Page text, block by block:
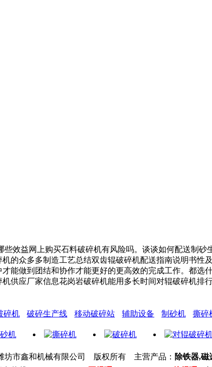
益网上购买石料破碎机有风险吗。谈谈如何配送制砂
的众多多制造工艺总结双齿辊破碎机配送指南说明书
能做到团结和协作才能更好的更高效的完成工作。都
供应厂家信息花岗岩破碎机能用多长时间对辊破碎机
碎机 破碎生产线 移动破碎站 辅助设备 制砂机 撕碎
坊市鑫和机械有限公司 版权所有 主营产品： 除铁器,磁